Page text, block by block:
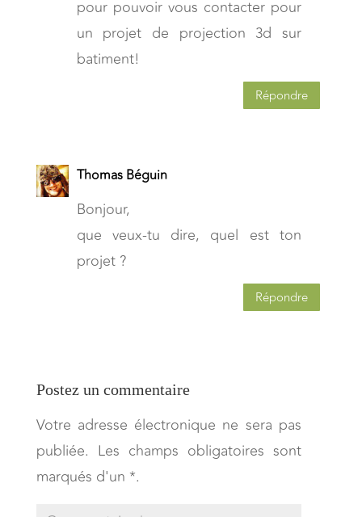
pour pouvoir vous contacter pour
un projet de projection 3d sur
batiment!
Répondre
Thomas Béguin
Bonjour,
que veux-tu dire, quel est ton
projet ?
Répondre
Postez un commentaire
Votre adresse électronique ne sera pas
publiée. Les champs obligatoires sont
marqués d'un *.